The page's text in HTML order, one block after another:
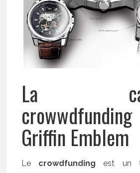
La
Griffin Emblem
Le crowdfunding est un